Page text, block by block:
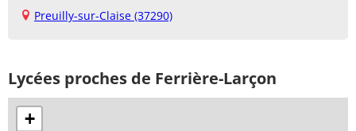
Preuilly-sur-Claise (37290)
Lycées proches de Ferrière-Larçon
+